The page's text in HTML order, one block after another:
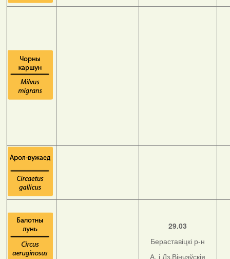
29.03
Бераставіцкі р-н
А. і Дз.Вінчэўскія